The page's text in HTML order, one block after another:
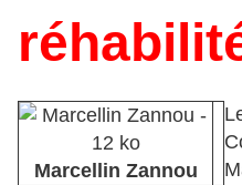
Marcellin Zannou